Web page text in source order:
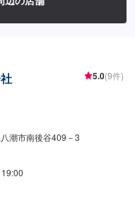
5.0(9件)
潮市南後谷409－3